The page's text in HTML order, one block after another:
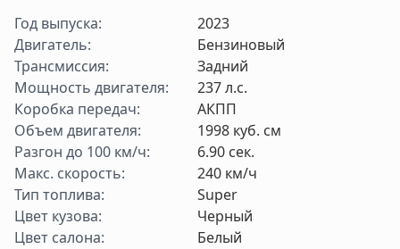
Год выпуска:
2023
Двигатель:
Бензиновый
Трансмиссия:
Задний
Мощность двигателя: 237л.с.
Коробка передач:
АКПП
Объем двигателя: 1998 куб. см
Разгон до 100 км/ч: 6.90 cек.
Макс. скорость: 240 км/ч
Тип топлива:
Super
Цвет кузова:
Черный
Цвет салона:
Белый